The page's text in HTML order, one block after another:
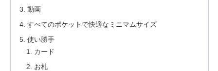
動画
すべてのポケットで快適なミニマムサイズ
使い勝手
カード
お札